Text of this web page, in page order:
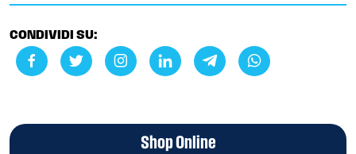
CONDIVIDI SU:
Shop Online